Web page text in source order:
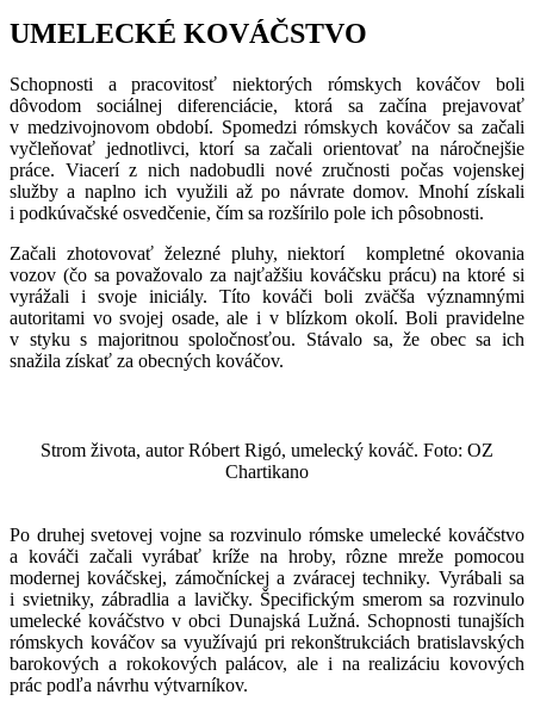
UMELECKÉ KOVÁČSTVO
Schopnosti a pracovitosť niektorých rómskych kováčov boli
dôvodom sociálnej diferenciácie, ktorá sa začína prejavovať
v medzivojnovom období. Spomedzi rómskych kováčov sa začali
vyčleňovať jednotlivci, ktorí sa začali orientovať na náročnejšie
práce. Viacerí z nich nadobudli nové zručnosti počas vojenskej
služby a naplno ich využili až po návrate domov. Mnohí získali
i podkúvačské osvedčenie, čím sa rozšírilo pole ich pôsobnosti.
Začali zhotovovať železné pluhy, niektorí kompletné okovania
vozov (čo sa považovalo za najťažšiu kováčsku prácu) na ktoré si
vyrážali i svoje iniciály. Títo kováči boli zväčša významnými
autoritami vo svojej osade, ale i v blízkom okolí. Boli pravidelne
v styku s majoritnou spoločnosťou. Stávalo sa, že obec sa ich
snažila získať za obecných kováčov.
Strom života, autor Róbert Rigó, umelecký kováč. Foto: OZ
Chartikano
Po druhej svetovej vojne sa rozvinulo rómske umelecké kováčstvo
a kováči začali vyrábať kríže na hroby, rôzne mreže pomocou
modernej kováčskej, zámočníckej a zváracej techniky. Vyrábali sa
i svietniky, zábradlia a lavičky. Špecifickým smerom sa rozvinulo
umelecké kováčstvo v obci Dunajská Lužná. Schopnosti tunajších
rómskych kováčov sa využívajú pri rekonštrukciách bratislavských
barokových a rokokových palácov, ale i na realizáciu kovových
prác podľa návrhu výtvarníkov.